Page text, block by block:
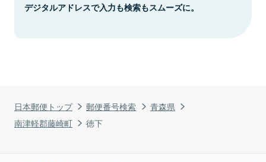
日本郵便トップ 郵便番号検索
青森県
南津軽郡藤崎町
徳下
デジタルアドレスで入力も検索もスムーズに。